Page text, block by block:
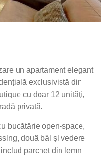
un apartament elegant
exclusivistă din
cu doar 12 unități,
privată.
bucătărie open-space,
două băi și vedere
parchet din lemn